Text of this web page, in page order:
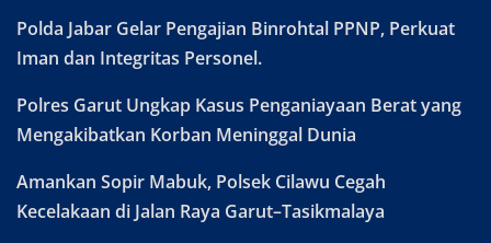
Polda Jabar Gelar Pengajian Binrohtal PPNP, Perkuat
Iman dan Integritas Personel.
Polres Garut Ungkap Kasus Penganiayaan Berat yang
Mengakibatkan Korban Meninggal Dunia
Amankan Sopir Mabuk, Polsek Cilawu Cegah
Kecelakaan di Jalan Raya Garut–Tasikmalaya